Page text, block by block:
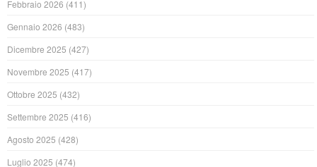
Febbraio 2026 (411)
Gennaio 2026 (483)
Dicembre 2025 (427)
Novembre 2025 (417)
Ottobre 2025 (432)
Settembre 2025 (416)
Agosto 2025 (428)
Luglio 2025 (474)